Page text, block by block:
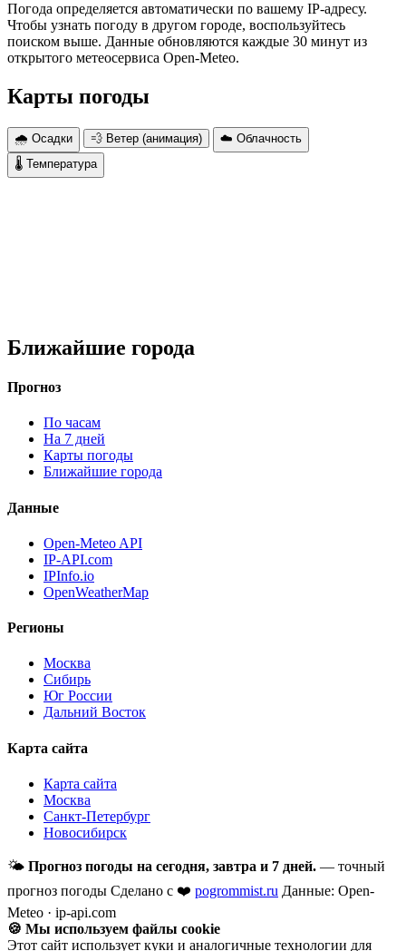
Погода определяется автоматически по вашему IP-адресу.
Чтобы узнать погоду в другом городе, воспользуйтесь
поиском выше. Данные обновляются каждые 30 минут из
открытого метеосервиса Open-Meteo.
Карты погоды
🌧 Осадки 💨 Ветер (анимация)
☁️ Облачность
🌡 Температура
Ближайшие города
Прогноз
По часам
На 7 дней
Карты погоды
Ближайшие города
Данные
Open-Meteo API
IP-API.com
IPInfo.io
OpenWeatherMap
Регионы
Москва
Сибирь
Юг России
Дальний Восток
Карта сайта
Карта сайта
Москва
Санкт-Петербург
Новосибирск
🌤 Прогноз погоды на сегодня, завтра и 7 дней. — точный
прогноз погоды Сделано с ❤️ pogrommist.ru Данные: Open-
Meteo · ip-api.com
🍪 Мы используем файлы cookie
Этот сайт использует куки и аналогичные технологии для